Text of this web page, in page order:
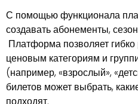
С помощью функционала
создавать абонементы,
Платформа позволяет
ценовым категориям и
(например, «взрослый»,
билетов может выбрать,